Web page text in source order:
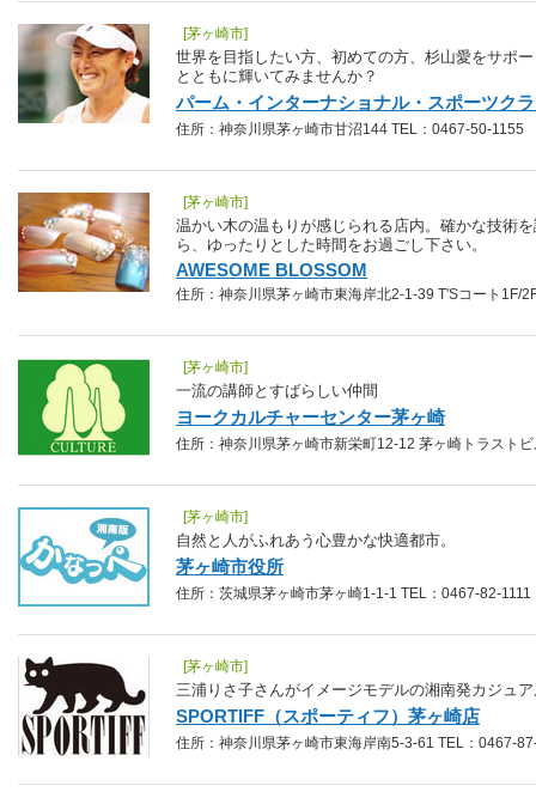
[茅ヶ崎市]
世界を目指したい方、初めての方、杉山愛をサポ
とともに輝いてみませんか？
パーム・インターナショナル・スポーツク
住所：神奈川県茅ヶ崎市甘沼144 TEL：0467-50-1155
[茅ヶ崎市]
温かい木の温もりが感じられる店内。確かな技術
ら、ゆったりとした時間をお過ごし下さい。
AWESOME BLOSSOM
住所：神奈川県茅ヶ崎市東海岸北2-1-39 T'Sコート1F/
[茅ヶ崎市]
一流の講師とすばらしい仲間
ヨークカルチャーセンター茅ヶ崎
住所：神奈川県茅ヶ崎市新栄町12-12 茅ヶ崎トラスト
[茅ヶ崎市]
自然と人がふれあう心豊かな快適都市。
茅ヶ崎市役所
住所：茨城県茅ヶ崎市茅ヶ崎1-1-1 TEL：0467-82-1111
[茅ヶ崎市]
三浦りさ子さんがイメージモデルの湘南発カジュ
SPORTIFF（スポーティフ）茅ヶ崎店
住所：神奈川県茅ヶ崎市東海岸南5-3-61 TEL：0467-